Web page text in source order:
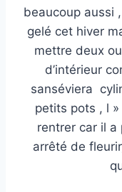
beaucoup aussi
gelé cet hiver
mettre deux
d’intérieur
sanséviera
petits pots , l
rentrer car il a
arrêté de